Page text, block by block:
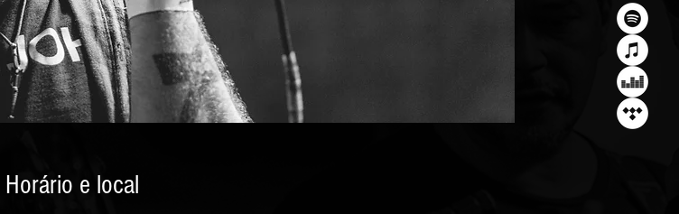
Horário e local